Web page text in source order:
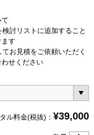
討リストに追加すること
す
お見積をご依頼いただく
せください
ル料金(税抜)： ¥39,000